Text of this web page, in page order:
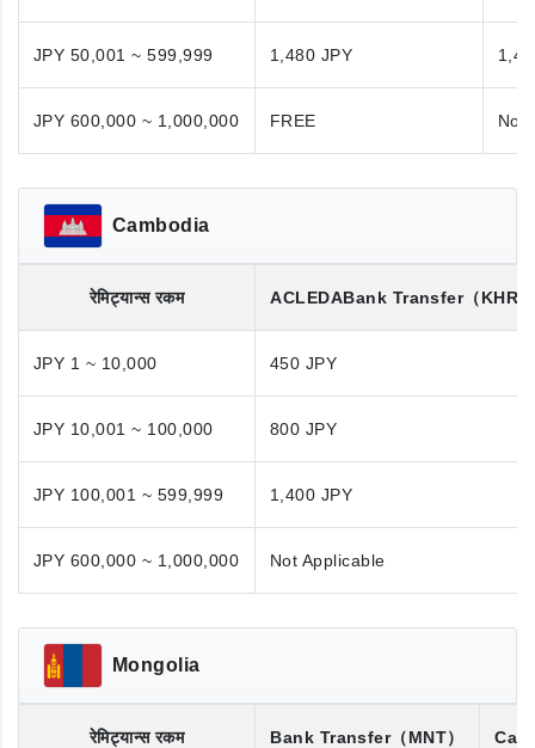
JPY 50,001 ~ 599,999 1,480 JPY
JPY 600,000 ~ 1,000,000 FREE Not
Cambodia
रेमिट्यान्स रकम ACLEDABank Transfer（KHR/
JPY 1 ~ 10,000 450 JPY
JPY 10,001 ~ 100,000 800 JPY
JPY 100,001 ~ 599,999 1,400 JPY
JPY 600,000 ~ 1,000,000 Not Applicable
Mongolia
रेमिट्यान्स रकम Bank Transfer（MNT）